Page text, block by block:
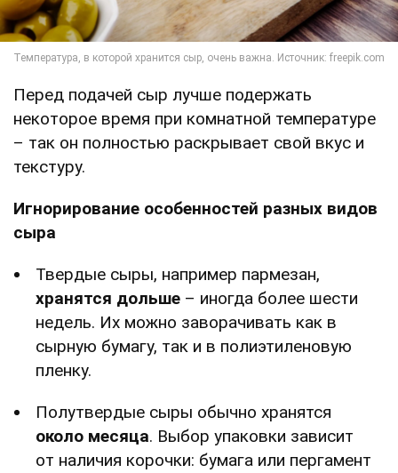
Перед подачей сыр лучше подержать
некоторое время при комнатной температуре
– так он полностью раскрывает свой вкус и
текстуру.
Игнорирование особенностей разных видов
сыра
Твердые сыры, например пармезан,
хранятся дольше – иногда более шести
недель. Их можно заворачивать как в
сырную бумагу, так и в полиэтиленовую
пленку.
Полутвердые сыры обычно хранятся
около месяца. Выбор упаковки зависит
от наличия корочки: бумага или пергамент